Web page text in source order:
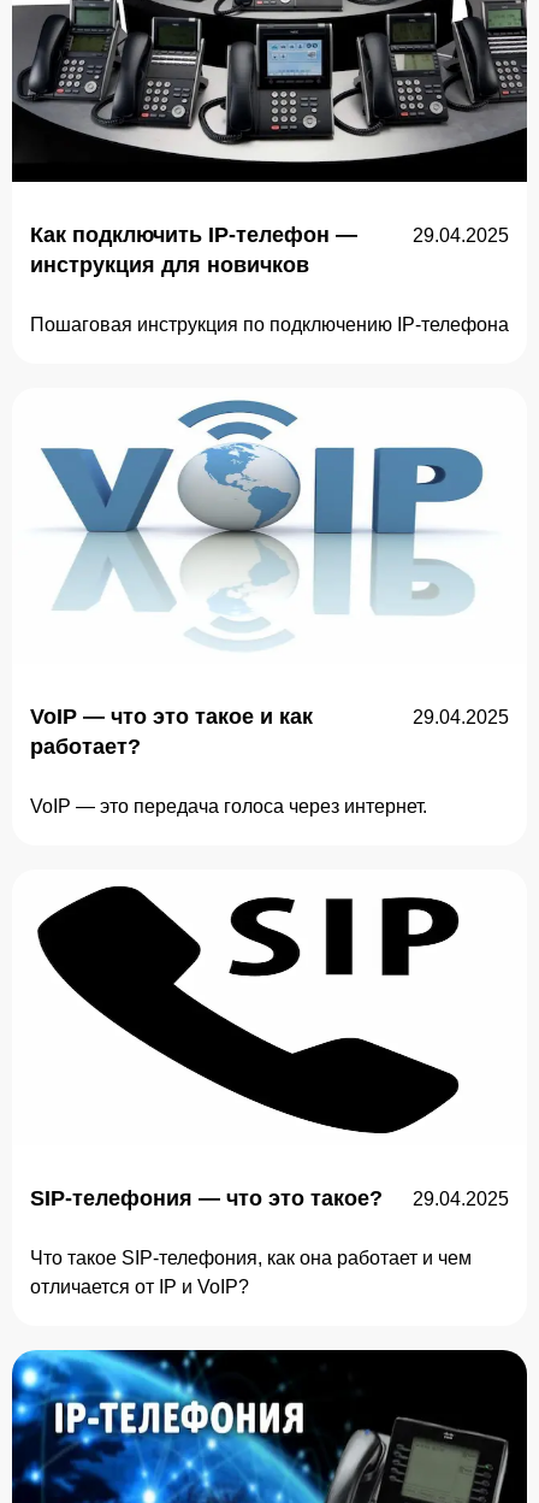
Как подключить IP-телефон —
инструкция для новичков
29.04.2025
Пошаговая инструкция по подключению IP-телефона
VoIP — что это такое и как
работает?
29.04.2025
VoIP — это передача голоса через интернет.
SIP-телефония — что это такое? 29.04.2025
Что такое SIP-телефония, как она работает и чем
отличается от IP и VoIP?